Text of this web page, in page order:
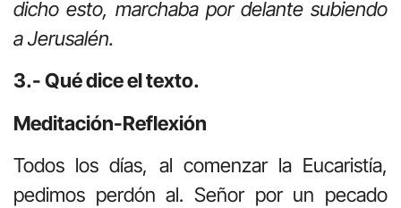
dicho esto, marchaba por delante subiendo
a Jerusalén.
3.- Qué dice el texto.
Meditación-Reflexión
Todos los días, al comenzar la Eucaristía,
pedimos perdón al. Señor por un pecado